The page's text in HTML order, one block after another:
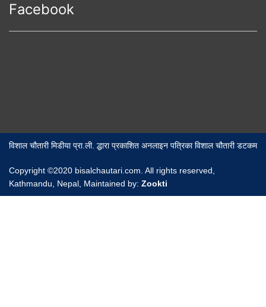
Facebook
विशाल चौतारी मिडीया प्रा.ली. द्धारा प्रकाशित अनलाइन पत्रिका विशाल चौतारी डटकम
Copyright ©2020 bisalchautari.com. All rights reserved,
Kathmandu, Nepal, Maintained by: Zookti